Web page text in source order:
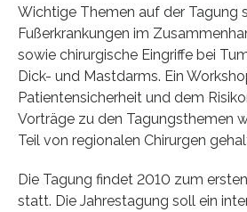
Wichtige Themen auf der Tagung
Fußerkrankungen im
sowie chirurgische Eingriffe bei
Dick- und Mastdarms. Ein
Patientensicherheit und dem
Vorträge zu den Tagungsthemen
Teil von regionalen Chirurgen
Die Tagung findet 2010 zum
statt. Die Jahrestagung soll ein